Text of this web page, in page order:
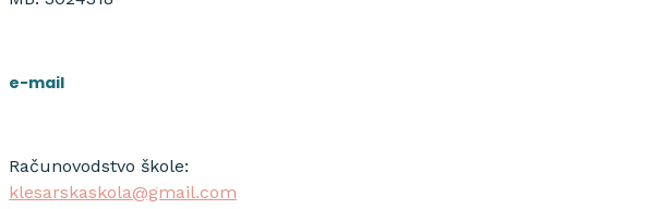
e-mail
Računovodstvo škole:
klesarskaskola@gmail.com